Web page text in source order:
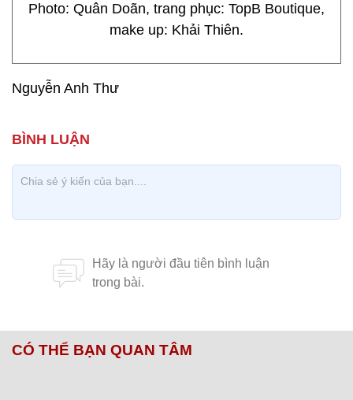
Photo: Quân Doãn, trang phục: TopB Boutique,
make up: Khải Thiên.
Nguyễn Anh Thư
CÓ THỂ BẠN QUAN TÂM